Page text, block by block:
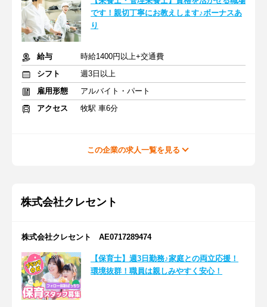
です！親切丁寧にお教えします♪ボーナスあ
り
給与
時給1400円以上+交通費
シフト
週3日以上
雇用形態
アルバイト・パート
アクセス
牧駅 車6分
この企業の求人一覧を見る
株式会社クレセント
株式会社クレセント AE0717289474
【保育士】週3日勤務♪家庭との両立応援！
環境抜群！職員は親しみやすく安心！